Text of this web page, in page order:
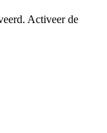
Activeer de